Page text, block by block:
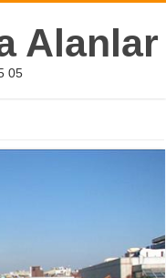
Alanlar
05